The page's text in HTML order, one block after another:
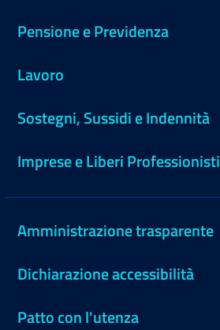
Pensione e Previdenza
Lavoro
Sostegni, Sussidi e Indennità
Imprese e Liberi Professionisti
Amministrazione trasparente
Dichiarazione accessibilità
Patto con l'utenza